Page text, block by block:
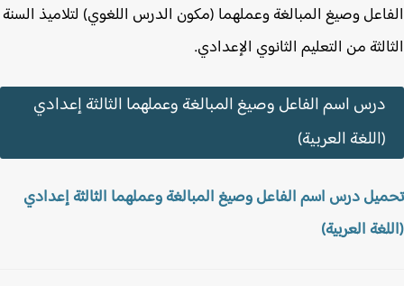
وصيغ المبالغة وعملهما (مكون الدرس اللغوي) لتلاميذ السنة
من التعليم الثانوي الإعدادي.
درس اسم الفاعل وصيغ المبالغة وعملهما الثالثة إعدادي
(اللغة العربية)
درس اسم الفاعل وصيغ المبالغة وعملهما الثالثة إعدادي
العربية)